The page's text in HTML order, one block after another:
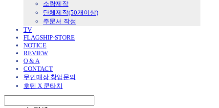
소량제작
단체제작(50개이상)
주문서 작성
TV
FLAGSHIP-STORE
NOTICE
REVIEW
Q & A
CONTACT
무인매장 창업문의
호텐 X 쿤타치